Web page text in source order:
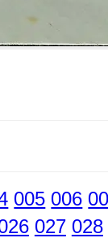
005 006
027 028